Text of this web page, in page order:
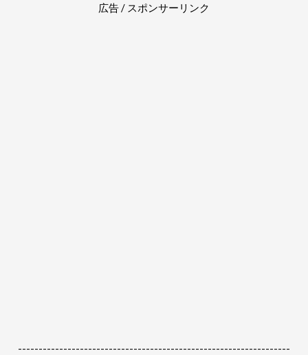
広告 / スポンサーリンク
------------------------------------------------------------------